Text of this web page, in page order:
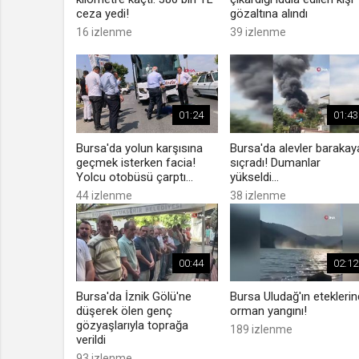
ceza yedi!
16 izlenme
gözaltına alındı
39 izlenme
01:24
Bursa'da yolun karşısına
geçmek isterken facia!
Yolcu otobüsü çarptı...
44 izlenme
01:43
Bursa'da alevler
sıçradı! Dumanlar
yükseldi...
38 izlenme
00:44
Bursa'da İznik Gölü'ne
düşerek ölen genç
gözyaşlarıyla toprağa
verildi
02:12
Bursa Uludağ'ın
orman yangını!
189 izlenme